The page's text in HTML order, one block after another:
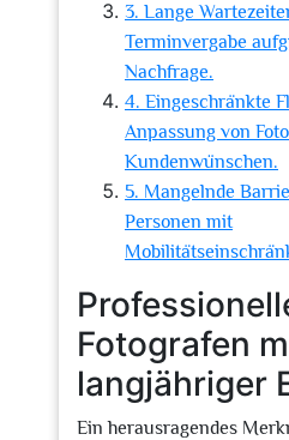
3. Lange
Terminvergabe
Nachfrage.
4. Eingeschränkte
Anpassung von
Kundenwünschen.
5. Mangelnde
Personen mit
Fotografen
langjähriger
Ein herausragendes